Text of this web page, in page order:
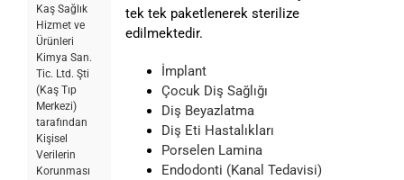
Kaş Sağlık
Hizmet ve
Ürünleri
Kimya San.
Tic. Ltd. Şti
(Kaş Tıp
Merkezi)
tarafından
Kişisel
Verilerin
Korunması
tek tek paketlenerek sterilize
edilmektedir.
İmplant
Çocuk Diş Sağlığı
Diş Beyazlatma
Diş Eti Hastalıkları
Porselen Lamina
Endodonti (Kanal Tedavisi)